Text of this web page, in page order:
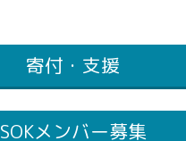
寄付・支援
SOKメンバー募集